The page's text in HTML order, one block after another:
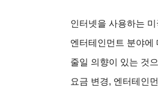
인터넷을 사용하는
엔터테인먼트 분야에
줄일 의향이 있는 것
요금 변경, 엔터테인